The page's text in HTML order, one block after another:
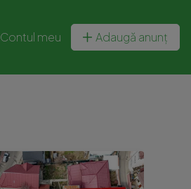
Contul meu Adaugă anunț